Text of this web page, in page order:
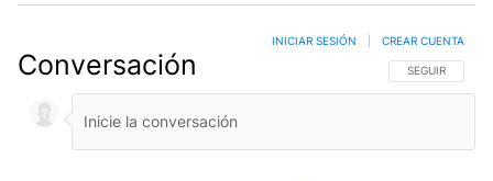
Conversación SIGA ESTA
SEGUIR
INICIAR SESIÓN CREAR CUENTA